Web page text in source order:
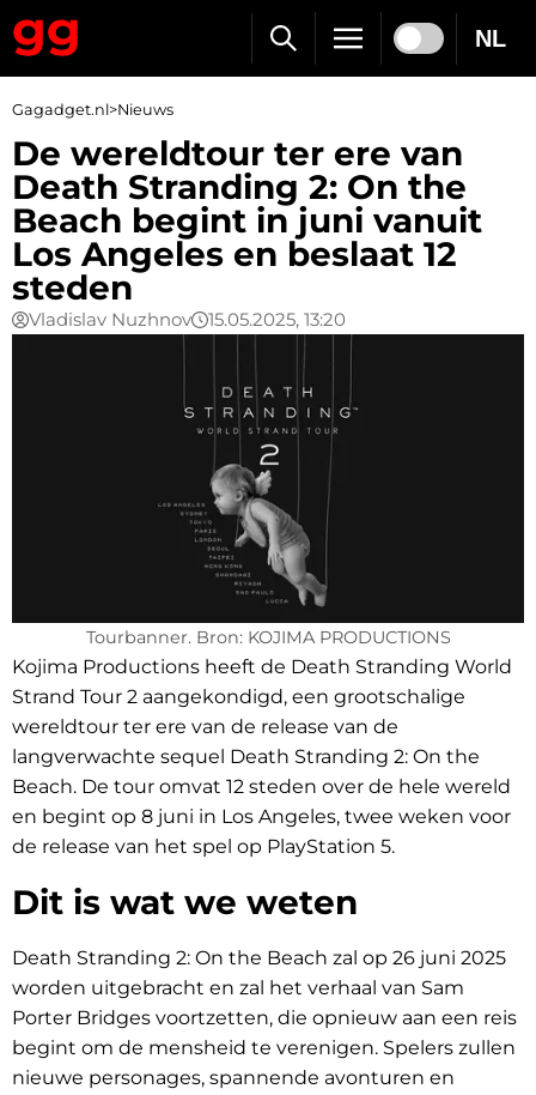
NL
Gagadget.nl>Nieuws
De wereldtour ter ere van
Death Stranding 2: On the
Beach begint in juni vanuit
Los Angeles en beslaat 12
steden
Vladislav Nuzhnov 15.05.2025, 13:20
Tourbanner. Bron: KOJIMA PRODUCTIONS
Kojima Productions heeft de Death Stranding World
Strand Tour 2 aangekondigd, een grootschalige
wereldtour ter ere van de release van de
langverwachte sequel Death Stranding 2: On the
Beach. De tour omvat 12 steden over de hele wereld
en begint op 8 juni in Los Angeles, twee weken voor
de release van het spel op PlayStation 5.
Dit is wat we weten
Death Stranding 2: On the Beach zal op 26 juni 2025
worden uitgebracht en zal het verhaal van Sam
Porter Bridges voortzetten, die opnieuw aan een reis
begint om de mensheid te verenigen. Spelers zullen
nieuwe personages, spannende avonturen en